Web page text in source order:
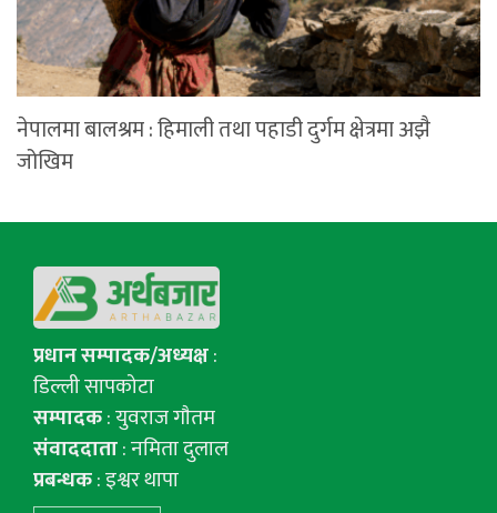
नेपालमा बालश्रम : हिमाली तथा पहाडी दुर्गम क्षेत्रमा अझै
जोखिम
प्रधान सम्पादक/अध्यक्ष:
डिल्ली सापकोटा
सम्पादक: युवराज गाैतम
संवाददाता: नमिता दुलाल
प्रबन्धक: इश्वर थापा